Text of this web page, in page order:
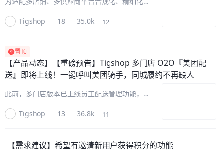
商城系统即将全新接入汇付斗拱平台支付体系。
Tigshop 18 35.0k 12
置顶
【产品动态】
【重磅预告】Tigshop 多门店 O2O『美团配
送』即将上线！一键呼叫美团骑手，同城履约不再缺人
此前，多门店版本已上线员工配送管理功能，不
现在，Tigshop『美团配送』即将重磅上线！接
Tigshop 13 36.8k 11
【需求建议】 希望有邀请新用户获得积分的功能